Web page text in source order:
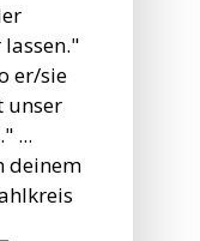
lassen."
er/sie
unser
...
deinem